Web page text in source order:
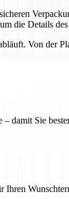
die Details
Von der
damit Sie
Ihren